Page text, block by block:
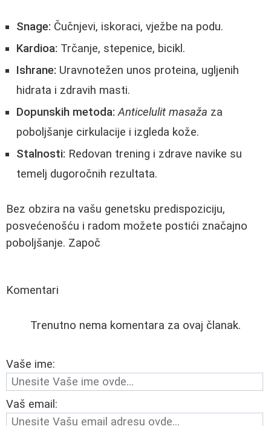
Snage: Čučnjevi, iskoraci, vježbe na podu.
Kardioa: Trčanje, stepenice, bicikl.
Ishrane: Uravnotežen unos proteina, ugljenih
hidrata i zdravih masti.
Dopunskih metoda: Anticelulit masaža za
poboljšanje cirkulacije i izgleda kože.
Stalnosti: Redovan trening i zdrave navike su
temelj dugoročnih rezultata.
Bez obzira na vašu genetsku predispoziciju,
posvećenošću i radom možete postići značajno
poboljšanje. Započ
Komentari
Trenutno nema komentara za ovaj članak.
Vaše ime:
Vaš email: